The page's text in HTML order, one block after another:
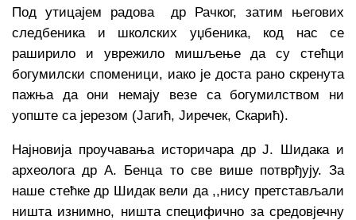
Под утицајем радова др Рачког, затим његових
следбеника и школских уџбеника, код нас се
раширило и уврежило мишљење да су стећци
богумилски споменици, иако је доста рано скренута
пажња да они немају везе са богумилством ни
уопште са јерезом (Јагић, Јиречек, Скарић).
Најновија проучавања историчара др Ј. Шидака и
археолога др А. Бенца то све више потврђују. За
наше стећке др Шидак вели да ,,нису претстављали
ништа изнимно, ништа специфично за средовјечну